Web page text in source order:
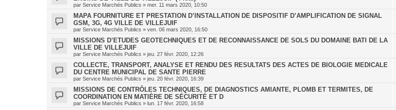
par Service Marchés Publics » mer. 11 mars 2020, 10:50
MAPA FOURNITURE ET PRESTATION D’INSTALLATION DE DISPOSITIF D’AMPLIFICATION DE SIGNAL
GSM, 3G, 4G VILLE DE VILLEJUIF
par Service Marchés Publics » ven. 06 mars 2020, 16:50
MISSIONS D’ETUDES GEOTECHNIQUES ET DE RECONNAISSANCE DE SOLS DU DOMAINE BATI DE LA
VILLE DE VILLEJUIF
par Service Marchés Publics » jeu. 27 févr. 2020, 12:26
COLLECTE, TRANSPORT, ANALYSE ET RENDU DES RESULTATS DES ACTES DE BIOLOGIE MEDICALE
DU CENTRE MUNICIPAL DE SANTE PIERRE
par Service Marchés Publics » jeu. 20 févr. 2020, 16:39
MISSIONS DE CONTRÔLES TECHNIQUES, DE DIAGNOSTICS AMIANTE, PLOMB ET TERMITES, DE
COORDINATION EN MATIÈRE DE SÉCURITÉ ET D
par Service Marchés Publics » lun. 17 févr. 2020, 16:58